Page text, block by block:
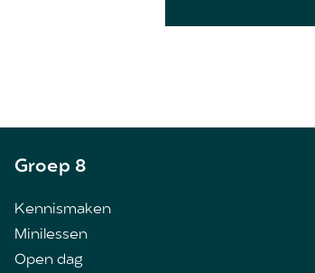
Groep 8
Kennismaken
Minilessen
Open dag